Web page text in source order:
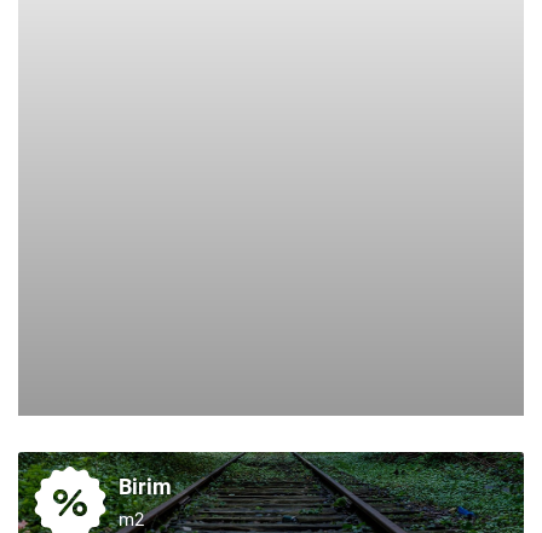
Birim
m2